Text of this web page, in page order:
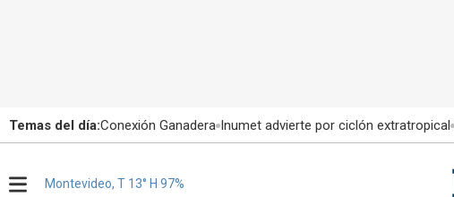
Temas del día:Conexión Ganadera Inumet advierte por ciclón extratropical
Montevideo, T 13° H 97%